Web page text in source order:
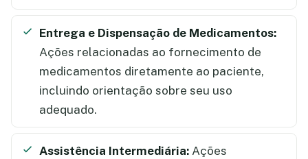
Entrega e Dispensação de Medicamentos:
Ações relacionadas ao fornecimento de
medicamentos diretamente ao paciente,
incluindo orientação sobre seu uso
adequado.
Assistência Intermediária: Ações